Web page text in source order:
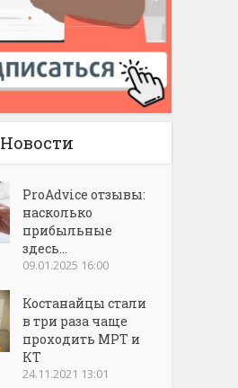
Новости
ProAdvice отзывы:
насколько
прибыльные
здесь...
09.01.2025 16:00
Костанайцы стали
в три раза чаще
проходить МРТ и
КТ
24.11.2021 13:01